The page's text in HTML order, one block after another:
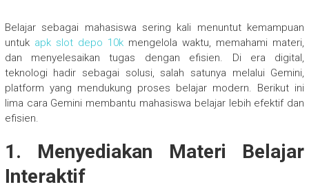
Belajar sebagai mahasiswa sering kali menuntut kemampuan
untuk apk slot depo 10k mengelola waktu, memahami materi,
dan menyelesaikan tugas dengan efisien. Di era digital,
teknologi hadir sebagai solusi, salah satunya melalui Gemini,
platform yang mendukung proses belajar modern. Berikut ini
lima cara Gemini membantu mahasiswa belajar lebih efektif dan
efisien.
1. Menyediakan Materi Belajar
Interaktif